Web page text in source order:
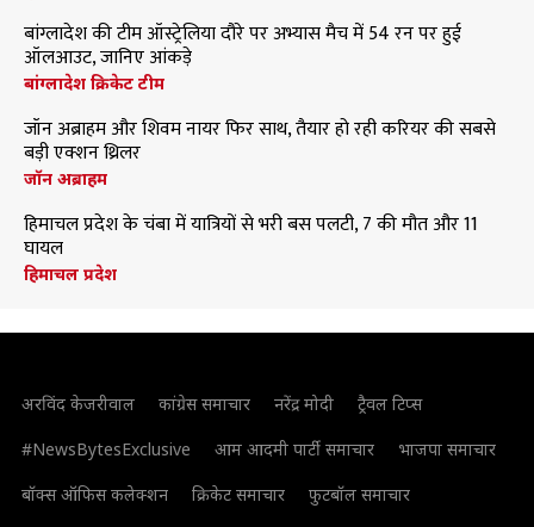
बांग्लादेश की टीम ऑस्ट्रेलिया दौरे पर अभ्यास मैच में 54 रन पर हुई
ऑलआउट, जानिए आंकड़े
बांग्लादेश क्रिकेट टीम
जॉन अब्राहम और शिवम नायर फिर साथ, तैयार हो रही करियर की सबसे
बड़ी एक्शन थ्रिलर
जॉन अब्राहम
हिमाचल प्रदेश के चंबा में यात्रियों से भरी बस पलटी, 7 की मौत और 11
घायल
हिमाचल प्रदेश
अरविंद केजरीवाल कांग्रेस समाचार नरेंद्र मोदी
ट्रैवल टिप्स
#NewsBytesExclusive
आम आदमी पार्टी समाचार
भाजपा समाचार
बॉक्स ऑफिस कलेक्शन
क्रिकेट समाचार फुटबॉल समाचार